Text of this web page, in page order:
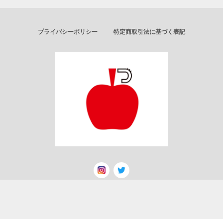
プライバシーポリシー 特定商取引法に基づく表記